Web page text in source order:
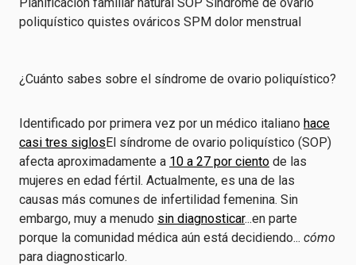
¿Cuánto sabes sobre el síndrome de ovario poliquístico?
Identificado por primera vez por un médico italiano hace
casi tres siglosEl síndrome de ovario poliquístico (SOP)
afecta aproximadamente a 10 a 27 por ciento de las
mujeres en edad fértil. Actualmente, es una de las
causas más comunes de infertilidad femenina. Sin
embargo, muy a menudo sin diagnosticar...en parte
porque la comunidad médica aún está decidiendo... cómo
para diagnosticarlo.